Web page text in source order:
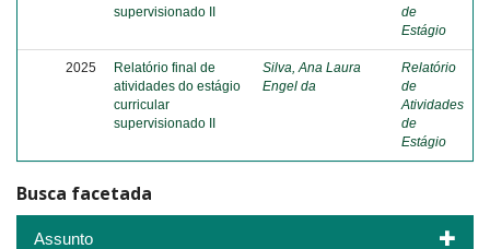
supervisionado II
de
Estágio
2025
Relatório final de
atividades do estágio
curricular
supervisionado II
Silva, Ana Laura
Engel da
Relatório
de
Atividades
de
Estágio
Busca facetada
Assunto